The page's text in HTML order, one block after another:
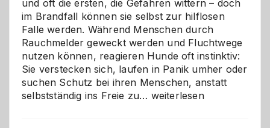
und oft die ersten, die Gefahren wittern – doch
im Brandfall können sie selbst zur hilflosen
Falle werden. Während Menschen durch
Rauchmelder geweckt werden und Fluchtwege
nutzen können, reagieren Hunde oft instinktiv:
Sie verstecken sich, laufen in Panik umher oder
suchen Schutz bei ihren Menschen, anstatt
selbstständig ins Freie zu… Wenn
weiterlesen